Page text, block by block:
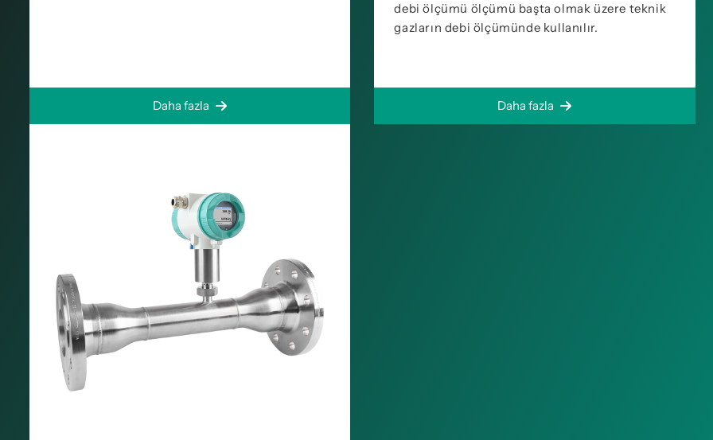
Daha fazla
debi ölçümü ölçümü başta olmak üzere teknik
gazların debi ölçümünde kullanılır.
Daha fazla